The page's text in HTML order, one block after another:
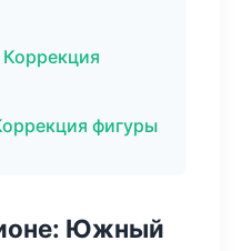
фигуры
Южный